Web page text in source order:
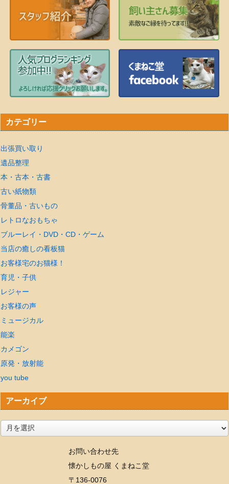
カテゴリー
出張買い取り
遺品整理
本・古本・古書
古い紙物類
骨董品・古いもの
レトロなおもちゃ
ブルーレイ・DVD・CD・ゲーム
当店の癒しの看板猫
お客様宅のお猫様！
育児・子供
レジャー
お客様の声
ミュージカル
能楽
カメゴン
原発・放射能
you tube
アーカイブ
お問い合わせ先
懐かしもの屋 くまねこ堂
〒136-0076